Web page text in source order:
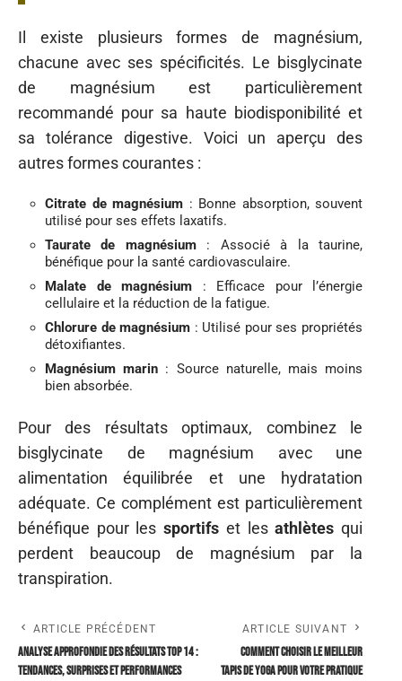
Il existe plusieurs formes de magnésium,
chacune avec ses spécificités. Le bisglycinate
de magnésium est particulièrement
recommandé pour sa haute biodisponibilité et
sa tolérance digestive. Voici un aperçu des
autres formes courantes :
Citrate de magnésium : Bonne absorption, souvent
utilisé pour ses effets laxatifs.
Taurate de magnésium: Associé à la taurine,
bénéfique pour la santé cardiovasculaire.
Malate de magnésium : Efficace pour l’énergie
cellulaire et la réduction de la fatigue.
Chlorure de magnésium : Utilisé pour ses propriétés
détoxifiantes.
Magnésium marin : Source naturelle, mais moins
bien absorbée.
Pour des résultats optimaux, combinez le
bisglycinate de magnésium avec une
alimentation équilibrée et une hydratation
adéquate. Ce complément est particulièrement
bénéfique pour lessportifs et lesathlètes qui
perdent beaucoup de magnésium par la
transpiration.
ARTICLE PRÉCÉDENT
Analyse approfondie des résultats Top 14 :
tendances, surprises et performances
ARTICLE SUIVANT
Comment choisir le meilleur
tapis de yoga pour votre pratique